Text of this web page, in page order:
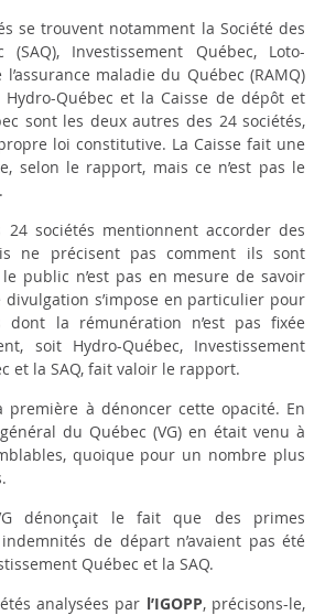
se trouvent notamment la Société des
Investissement Québec, Loto-
maladie du Québec (RAMQ)
Québec et la Caisse de dépôt et
sont les deux autres des 24 sociétés,
loi constitutive. La Caisse fait une
selon le rapport, mais ce n’est pas le
24 sociétés mentionnent accorder des
ne précisent pas comment ils sont
public n’est pas en mesure de savoir
divulgation s’impose en particulier pour
dont la rémunération n’est pas fixée
soit Hydro-Québec, Investissement
et la SAQ, fait valoir le rapport.
première à dénoncer cette opacité. En
du Québec (VG) en était venu à
quoique pour un nombre plus
dénonçait le fait que des primes
de départ n’avaient pas été
Québec et la SAQ.
analysées par l’IGOPP, précisons-le,